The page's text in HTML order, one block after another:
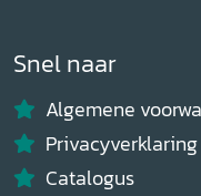
Snel naar
Algemene
Privacyverklaring
Catalogus